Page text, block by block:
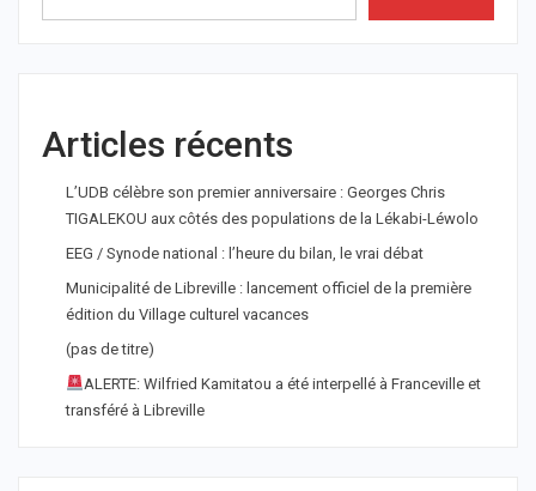
Articles récents
L’UDB célèbre son premier anniversaire : Georges Chris
TIGALEKOU aux côtés des populations de la Lékabi-Léwolo
EEG / Synode national : l’heure du bilan, le vrai débat
Municipalité de Libreville : lancement officiel de la première
édition du Village culturel vacances
(pas de titre)
ALERTE: Wilfried Kamitatou a été interpellé à Franceville et
transféré à Libreville